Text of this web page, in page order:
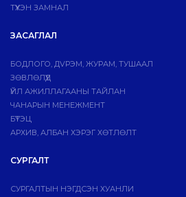
ТҮҮХЭН ЗАМНАЛ
ЗАСАГЛАЛ
БОДЛОГО, ДVРЭМ, ЖУРАМ, ТУШААЛ
ЗӨВЛӨЛҮҮД
ҮЙЛ АЖИЛЛАГААНЫ ТАЙЛАН
ЧАНАРЫН МЕНЕЖМЕНТ
БҮТЭЦ
АРХИВ, АЛБАН ХЭРЭГ ХӨТЛӨЛТ
СУРГАЛТ
СУРГАЛТЫН НЭГДСЭН ХУАНЛИ